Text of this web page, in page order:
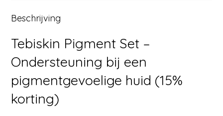
Beschrijving
Tebiskin Pigment Set –
Ondersteuning bij een
pigmentgevoelige huid (15%
korting)